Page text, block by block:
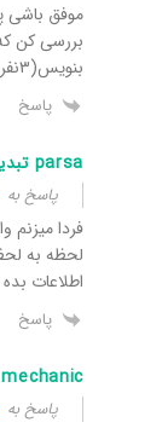
موفق باشی
بررسی کن
بنویس(۳نفرظرفیت داره)مرسی..
پاسخ
parsa تبدیل انرژی
پاسخ
لحظه به
اطلاعات بده هرکسی
پاسخ
mechanic
پاسخ